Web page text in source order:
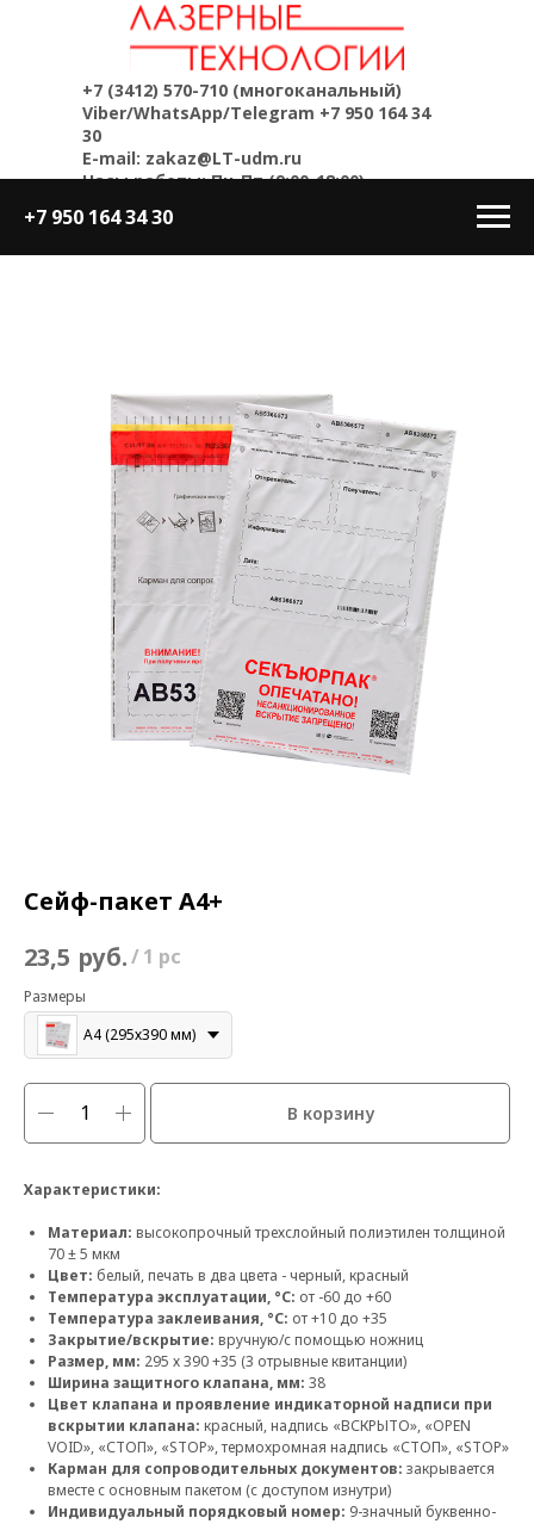
+7 (3412) 570-710 (многоканальный)
Viber/WhatsApp/Telegram +7 950 164 34
30
E-mail: zakaz@LT-udm.ru
Часы работы: Пн-Пт (9:00-18:00)
+7 950 164 34 30
Сейф-пакет А4+
23,5 руб./1 pc
Размеры
А4 (295х390 мм)
В корзину
Характеристики:
Материал: высокопрочный трехслойный полиэтилен толщиной
70 ± 5 мкм
Цвет: белый, печать в два цвета - черный, красный
Температура эксплуатации, °С: от -60 до +60
Температура заклеивания, °С: от +10 до +35
Закрытие/вскрытие: вручную/с помощью ножниц
Размер, мм: 295 х 390 +35 (3 отрывные квитанции)
Ширина защитного клапана, мм: 38
Цвет клапана и проявление индикаторной надписи при
вскрытии клапана: красный, надпись «ВСКРЫТО», «OPEN
VOID», «СТОП», «STOP», термохромная надпись «СТОП», «STOP»
Карман для сопроводительных документов: закрывается
вместе с основным пакетом (с доступом изнутри)
Индивидуальный порядковый номер: 9-значный буквенно-